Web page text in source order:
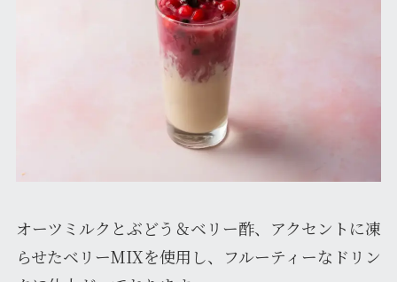
オーツミルクとぶどう＆ベリー酢、アクセントに凍
らせたベリーMIXを使用し、フルーティーなドリン